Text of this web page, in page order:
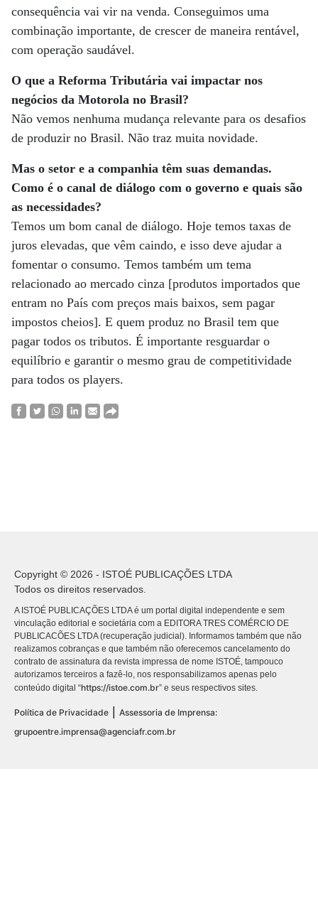
consequência vai vir na venda. Conseguimos uma
combinação importante, de crescer de maneira rentável,
com operação saudável.
O que a Reforma Tributária vai impactar nos
negócios da Motorola no Brasil?
Não vemos nenhuma mudança relevante para os desafios
de produzir no Brasil. Não traz muita novidade.
Mas o setor e a companhia têm suas demandas.
Como é o canal de diálogo com o governo e quais são
as necessidades?
Temos um bom canal de diálogo. Hoje temos taxas de
juros elevadas, que vêm caindo, e isso deve ajudar a
fomentar o consumo. Temos também um tema
relacionado ao mercado cinza [produtos importados que
entram no País com preços mais baixos, sem pagar
impostos cheios]. E quem produz no Brasil tem que
pagar todos os tributos. É importante resguardar o
equilíbrio e garantir o mesmo grau de competitividade
para todos os players.
Copyright © 2026 - ISTOÉ PUBLICAÇÕES LTDA
Todos os direitos reservados.
A ISTOÉ PUBLICAÇÕES LTDA é um portal digital independente e sem
vinculação editorial e societária com a EDITORA TRES COMÉRCIO DE
PUBLICACÕES LTDA (recuperação judicial). Informamos também que não
realizamos cobranças e que também não oferecemos cancelamento do
contrato de assinatura da revista impressa de nome ISTOÉ, tampouco
autorizamos terceiros a fazê-lo, nos responsabilizamos apenas pelo
conteúdo digital “https://istoe.com.br” e seus respectivos sites.
Política de Privacidade
Assessoria de Imprensa:
grupoentre.imprensa@agenciafr.com.br